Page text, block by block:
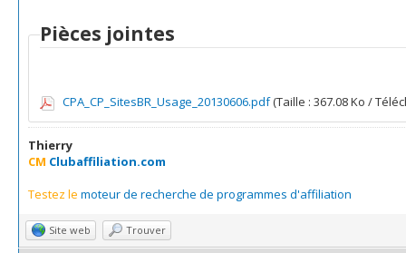
Pièces jointes
CPA_CP_SitesBR_Usage_20130606.pdf(Taille : 367.08 Ko /
Thierry
CM Clubaffiliation.com
Testez le moteur de recherche de programmes d'affiliation
Site web Trouver